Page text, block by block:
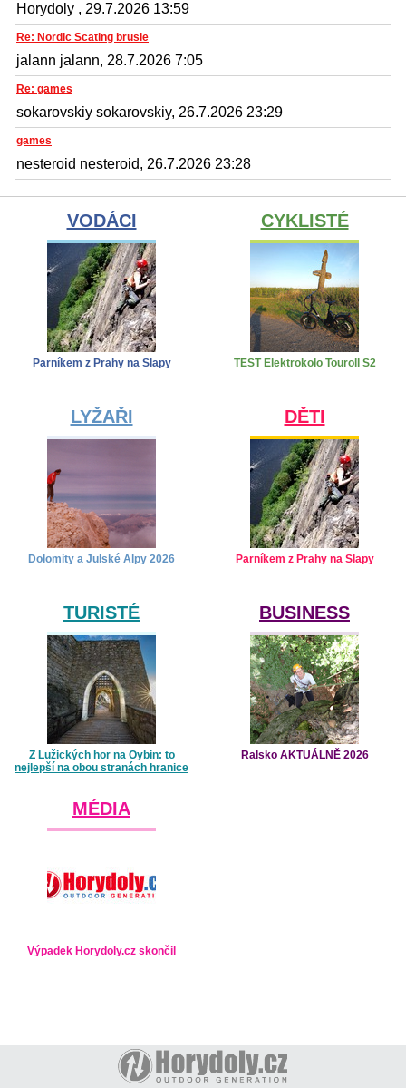
Horydoly , 29.7.2026 13:59
Re: Nordic Scating brusle
jalann jalann, 28.7.2026 7:05
Re: games
sokarovskiy sokarovskiy, 26.7.2026 23:29
games
nesteroid nesteroid, 26.7.2026 23:28
VODÁCI
Parníkem z Prahy na Slapy
CYKLISTÉ
TEST Elektrokolo Touroll S2
LYŽAŘI
Dolomity a Julské Alpy 2026
DĚTI
Parníkem z Prahy na Slapy
TURISTÉ
Z Lužických hor na Oybin: to
nejlepší na obou stranách hranice
BUSINESS
Ralsko AKTUÁLNĚ 2026
MÉDIA
Výpadek Horydoly.cz skončil